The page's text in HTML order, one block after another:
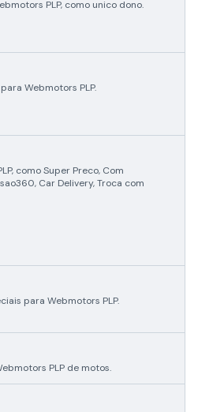
PLP, como unico dono.
Webmotors PLP.
como Super Preco, Com
Car Delivery, Troca com
para Webmotors PLP.
PLP de motos.